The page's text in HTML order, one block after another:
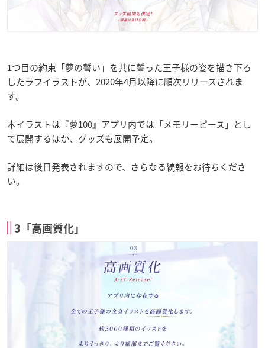
1つ目の約束「夢の誓い」を共に誓った王子様の姿を描き下ろ
したラフイラストが、2020年4月以降に順次リリースされま
す。
本イラストは『夢100』アプリ内では「メモリーピース」とし
て展開するほか、グッズも展開予定。
詳細は後日発表されますので、さらなる続報をお待ちくださ
い。
3「高画質化」